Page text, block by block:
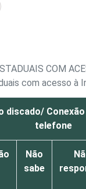
COM
com acesso à
discado/
telefone
Não
sabe